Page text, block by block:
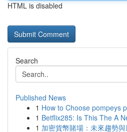
HTML is disabled
Search
Published News
1 How to Choose pompeys
1 Betflix285: Is This The A
1 加密貨幣賭場：未來趨勢